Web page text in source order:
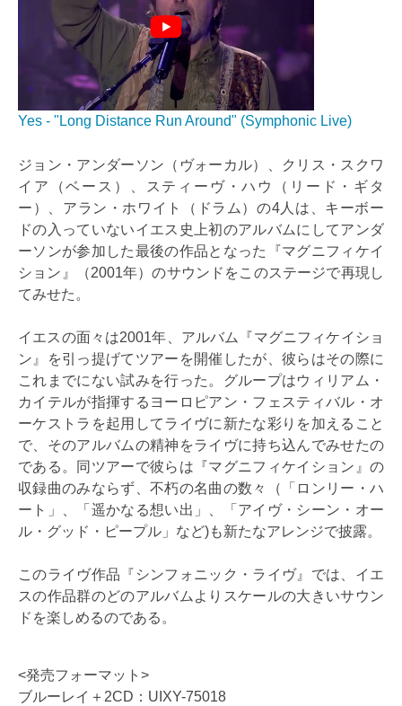
Yes - "Long Distance Run Around" (Symphonic Live)
ジョン・アンダーソン（ヴォーカル）、クリス・スクワ
イア（ベース）、スティーヴ・ハウ（リード・ギタ
ー）、アラン・ホワイト（ドラム）の4人は、キーボー
ドの入っていないイエス史上初のアルバムにしてアンダ
ーソンが参加した最後の作品となった『マグニフィケイ
ション』（2001年）のサウンドをこのステージで再現し
てみせた。
イエスの面々は2001年、アルバム『マグニフィケイショ
ン』を引っ提げてツアーを開催したが、彼らはその際に
これまでにない試みを行った。グループはウィリアム・
カイテルが指揮するヨーロピアン・フェスティバル・オ
ーケストラを起用してライヴに新たな彩りを加えること
で、そのアルバムの精神をライヴに持ち込んでみせたの
である。同ツアーで彼らは『マグニフィケイション』の
収録曲のみならず、不朽の名曲の数々（「ロンリー・ハ
ート」、「遥かなる想い出」、「アイヴ・シーン・オー
ル・グッド・ピープル」など)も新たなアレンジで披露。
このライヴ作品『シンフォニック・ライヴ』では、イエ
スの作品群のどのアルバムよりスケールの大きいサウン
ドを楽しめるのである。
<発売フォーマット>
ブルーレイ＋2CD：UIXY-75018